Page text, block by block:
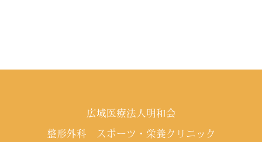
広域医療法人明和会
整形外科 スポーツ・栄養クリニック